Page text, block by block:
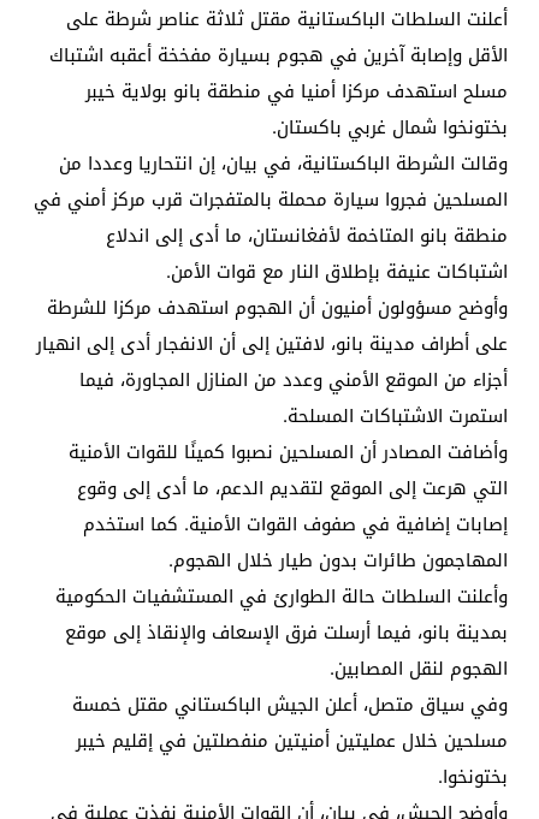
أعلنت السلطات الباكستانية مقتل ثلاثة عناصر شرطة على
الأقل وإصابة آخرين في هجوم بسيارة مفخخة أعقبه اشتباك
مسلح استهدف مركزا أمنيا في منطقة بانو بولاية خيبر
بختونخوا شمال غربي باكستان.
وقالت الشرطة الباكستانية، في بيان، إن انتحاريا وعددا من
المسلحين فجروا سيارة محملة بالمتفجرات قرب مركز أمني في
منطقة بانو المتاخمة لأفغانستان، ما أدى إلى اندلاع
اشتباكات عنيفة بإطلاق النار مع قوات الأمن.
وأوضح مسؤولون أمنيون أن الهجوم استهدف مركزا للشرطة
على أطراف مدينة بانو، لافتين إلى أن الانفجار أدى إلى انهيار
أجزاء من الموقع الأمني ​​وعدد من المنازل المجاورة، فيما
استمرت الاشتباكات المسلحة.
وأضافت المصادر أن المسلحين نصبوا كمينًا للقوات الأمنية
التي هرعت إلى الموقع لتقديم الدعم، ما أدى إلى وقوع
إصابات إضافية في صفوف القوات الأمنية. كما استخدم
المهاجمون طائرات بدون طيار خلال الهجوم.
وأعلنت السلطات حالة الطوارئ في المستشفيات الحكومية
بمدينة بانو، فيما أرسلت فرق الإسعاف والإنقاذ إلى موقع
الهجوم لنقل المصابين.
وفي سياق متصل، أعلن الجيش الباكستاني مقتل خمسة
مسلحين خلال عمليتين أمنيتين منفصلتين في إقليم خيبر
بختونخوا.